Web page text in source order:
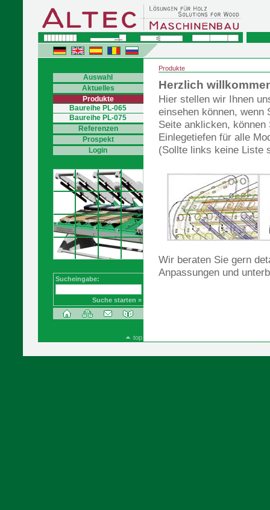
Auswahl
Aktuelles
Produkte
Baureihe PL-065
Baureihe PL-075
Referenzen
Prospekt
Login
Sucheingabe:
Suche starten »
top
Produkte
Herzlich
Hier stellen wir Ihnen
einsehen können, wenn
Seite anklicken, können
Einlegetiefen für alle
(Sollte links keine Liste
Wir beraten Sie gern
Anpassungen und